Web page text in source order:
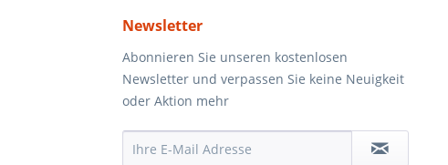
Newsletter
Abonnieren Sie unseren kostenlosen
Newsletter und verpassen Sie keine Neuigkeit
oder Aktion mehr